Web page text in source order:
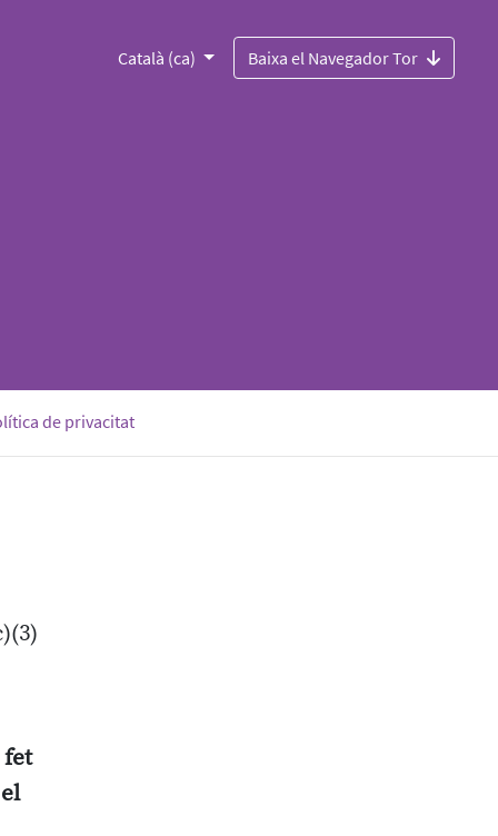
Català (ca) Baixa el Navegador Tor
de privacitat
fet